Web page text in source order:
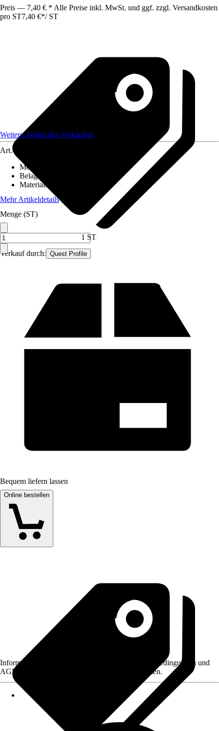
Preis — 7,40 € * Alle Preise inkl. MwSt. und ggf. zzgl. Versandkosten
pro ST7,40 €*/ ST
Verkauf durch: Quest Profile
Weitere Artikel des Verkäufers
Art.-Nr.
Montageart
Belagstärke
Materialspezifizierung
Mehr Artikeldetails
Menge (ST)
1 ST
Bequem liefern lassen
Online bestellen
Informationen des Verkäufers, wie z. B. Rückgabebedingungen und
AGB, finden Sie bei Klick auf den Verkäufernamen.